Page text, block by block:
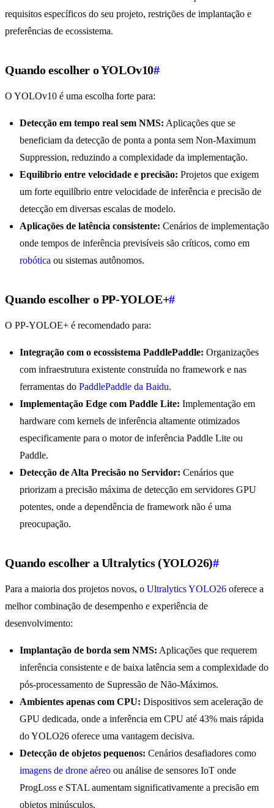
requisitos específicos do seu projeto, restrições de implantação e
preferências de ecossistema.
Quando escolher o YOLOv10#
O YOLOv10 é uma escolha forte para:
Detecção em tempo real sem NMS: Aplicações que se
beneficiam da detecção de ponta a ponta sem Non-Maximum
Suppression, reduzindo a complexidade da implementação.
Equilíbrio entre velocidade e precisão: Projetos que exigem
um forte equilíbrio entre velocidade de inferência e precisão de
detecção em diversas escalas de modelo.
Aplicações de latência consistente: Cenários de implementação
onde tempos de inferência previsíveis são críticos, como em
robótica ou sistemas autônomos.
Quando escolher o PP-YOLOE+#
O PP-YOLOE+ é recomendado para:
Integração com o ecossistema PaddlePaddle: Organizações
com infraestrutura existente construída no framework e nas
ferramentas do PaddlePaddle da Baidu.
Implementação Edge com Paddle Lite: Implementação em
hardware com kernels de inferência altamente otimizados
especificamente para o motor de inferência Paddle Lite ou
Paddle.
Detecção de Alta Precisão no Servidor: Cenários que
priorizam a precisão máxima de detecção em servidores GPU
potentes, onde a dependência de framework não é uma
preocupação.
Quando escolher a Ultralytics (YOLO26)#
Para a maioria dos projetos novos, o Ultralytics YOLO26 oferece a
melhor combinação de desempenho e experiência de
desenvolvimento:
Implantação de borda sem NMS: Aplicações que requerem
inferência consistente e de baixa latência sem a complexidade do
pós-processamento de Supressão de Não-Máximos.
Ambientes apenas com CPU: Dispositivos sem aceleração de
GPU dedicada, onde a inferência em CPU até 43% mais rápida
do YOLO26 oferece uma vantagem decisiva.
Detecção de objetos pequenos: Cenários desafiadores como
imagens de drone aéreo ou análise de sensores IoT onde
ProgLoss e STAL aumentam significativamente a precisão em
objetos minúsculos.